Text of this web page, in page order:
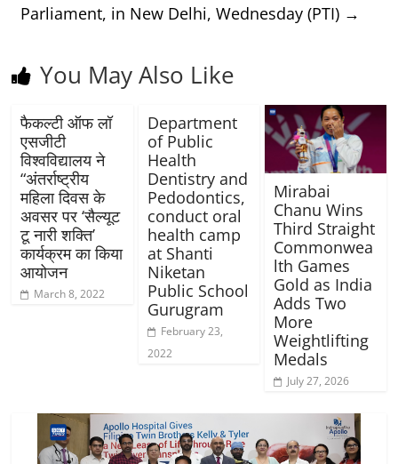
Parliament, in New Delhi, Wednesday (PTI) →
You May Also Like
फैकल्टी ऑफ लॉ
एसजीटी
विश्वविद्यालय ने
“अंतर्राष्ट्रीय
महिला दिवस के
अवसर पर ‘सैल्यूट
टू नारी शक्ति’
कार्यक्रम का किया
आयोजन
March 8, 2022
Department
of Public
Health
Dentistry and
Pedodontics,
conduct oral
health camp
at Shanti
Niketan
Public School
Gurugram
February 23,
2022
Mirabai
Chanu Wins
Third Straight
Commonwea
lth Games
Gold as India
Adds Two
More
Weightlifting
Medals
July 27, 2026